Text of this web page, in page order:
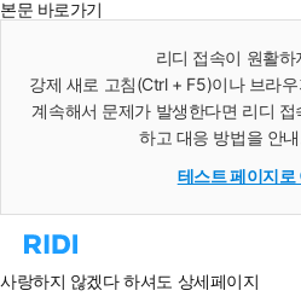
본문 바로가기
리디 접속이 원활하
강제 새로 고침(Ctrl + F5)이나 브라
계속해서 문제가 발생한다면 리디
하고 대응 방법을 안
테스트 페이지로
리
홈
사랑하지 않겠다 하셔도 상세페이지